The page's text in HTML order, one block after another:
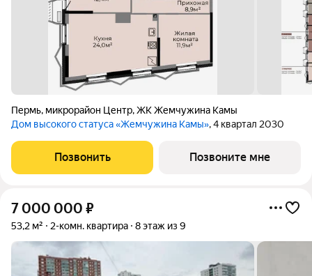
Пермь, микрорайон Центр,ЖК Жемчужина Камы
Дом высокого статуса «Жемчужина Камы», 4 квартал 2030
Позвонить Позвоните мне
7 000 000 ₽
53,2 м² 2-комн. квартира 8 этаж из 9